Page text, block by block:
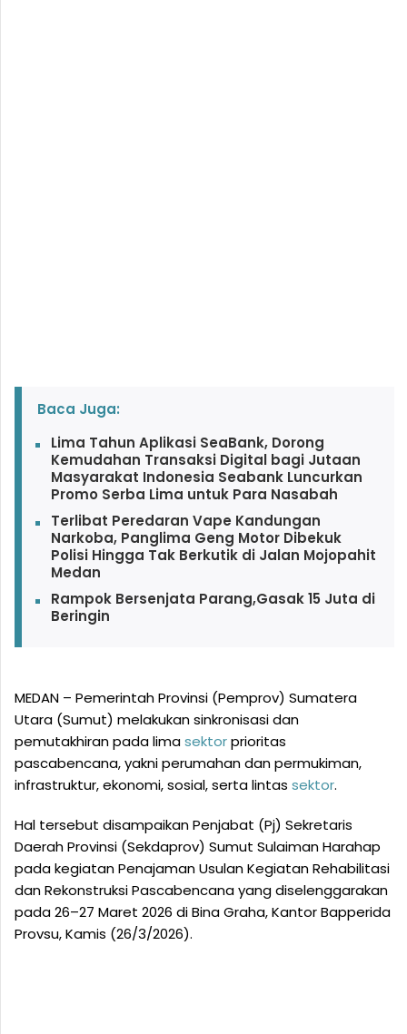
Baca Juga:
Lima Tahun Aplikasi SeaBank, Dorong
Kemudahan Transaksi Digital bagi Jutaan
Masyarakat Indonesia Seabank Luncurkan
Promo Serba Lima untuk Para Nasabah
Terlibat Peredaran Vape Kandungan
Narkoba, Panglima Geng Motor Dibekuk
Polisi Hingga Tak Berkutik di Jalan Mojopahit
Medan
Rampok Bersenjata Parang,Gasak 15 Juta di
Beringin
MEDAN – Pemerintah Provinsi (Pemprov) Sumatera
Utara (Sumut) melakukan sinkronisasi dan
pemutakhiran pada limasektorprioritas
pascabencana, yakni perumahan dan permukiman,
infrastruktur, ekonomi, sosial, serta lintas sektor.
Hal tersebut disampaikan Penjabat (Pj) Sekretaris
Daerah Provinsi (Sekdaprov) Sumut Sulaiman Harahap
pada kegiatan Penajaman Usulan Kegiatan Rehabilitasi
dan Rekonstruksi Pascabencana yang diselenggarakan
pada 26–27 Maret 2026 di Bina Graha, Kantor Bapperida
Provsu, Kamis (26/3/2026).